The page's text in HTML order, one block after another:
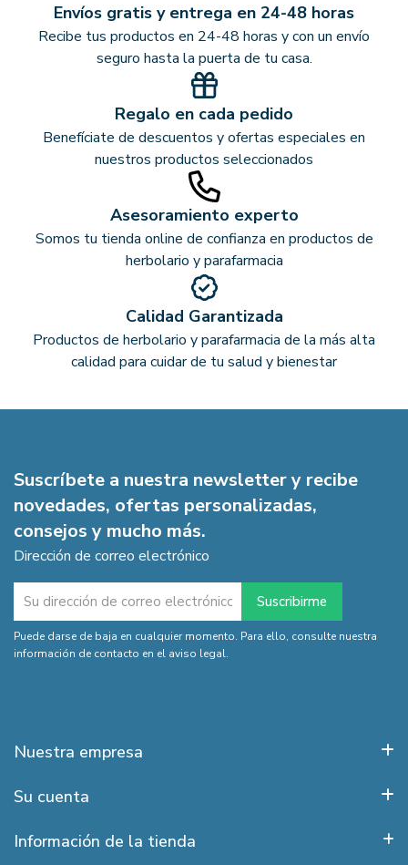
Envíos gratis y entrega en 24-48 horas
Recibe tus productos en 24-48 horas y con un envío
seguro hasta la puerta de tu casa.
Regalo en cada pedido
Benefíciate de descuentos y ofertas especiales en
nuestros productos seleccionados
Asesoramiento experto
Somos tu tienda online de confianza en productos de
herbolario y parafarmacia
Calidad Garantizada
Productos de herbolario y parafarmacia de la más alta
calidad para cuidar de tu salud y bienestar
Suscríbete a nuestra newsletter y recibe
novedades, ofertas personalizadas,
consejos y mucho más.
Dirección de correo electrónico
Puede darse de baja en cualquier momento. Para ello, consulte nuestra
información de contacto en el aviso legal.
Nuestra empresa
Su cuenta
Información de la tienda